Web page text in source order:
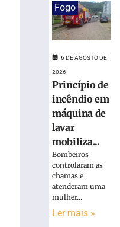
para
celebrar
seus
anos
história
agosto
mais
BRUSQUE:
Fogo
6 DE AGOSTO DE
2026
Princípio de
incêndio em
máquina de
lavar
mobiliza...
Bombeiros
controlaram as
chamas e
atenderam uma
mulher...
Ler mais »